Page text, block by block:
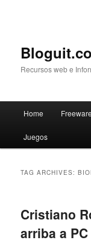
Recursos web e
Skip
to
Skip
to
Home Freeware
Juegos
TAG ARCHIVES:
Cristiano
arriba a PC